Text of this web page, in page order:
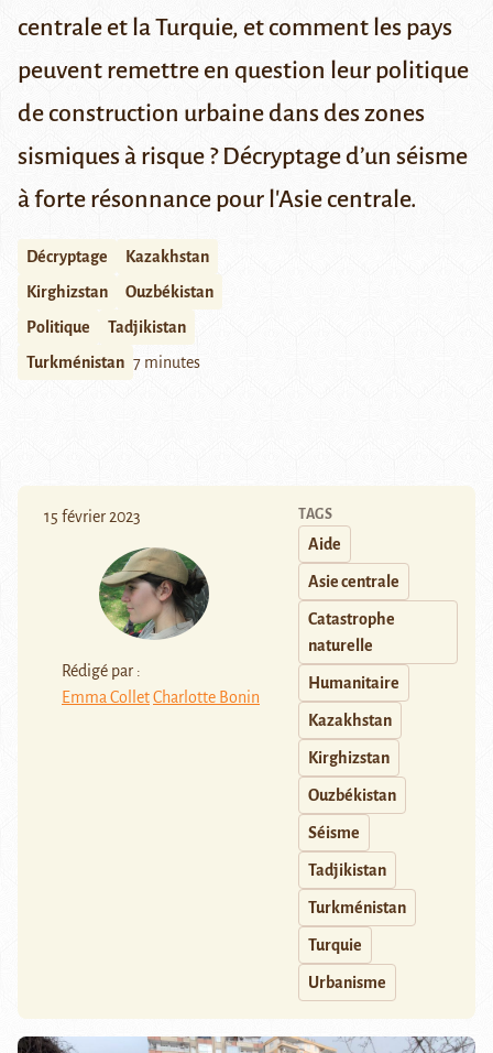
centrale et la Turquie, et comment les pays
peuvent remettre en question leur politique
de construction urbaine dans des zones
sismiques à risque ? Décryptage d’un séisme
à forte résonnance pour l'Asie centrale.
Décryptage
Kazakhstan
Kirghizstan
Ouzbékistan
Politique
Tadjikistan
Turkménistan 7 minutes
15 février 2023
Rédigé par :
Emma ColletCharlotte Bonin
TAGS
Aide
Asie centrale
Catastrophe
naturelle
Humanitaire
Kazakhstan
Kirghizstan
Ouzbékistan
Séisme
Tadjikistan
Turkménistan
Turquie
Urbanisme